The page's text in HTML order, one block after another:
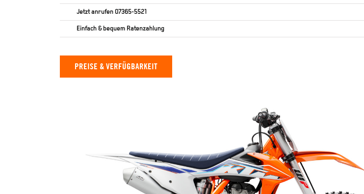
Jetzt anrufen 07365-5521
Einfach & bequem Ratenzahlung
PREISE & VERFÜGBARKEIT